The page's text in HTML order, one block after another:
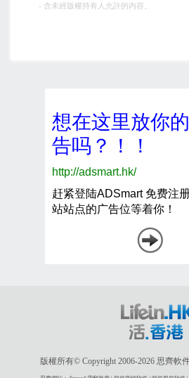
- 含未經版權持有人允許的內容。
版權所有© Copyright 2006-2026 思齊軟